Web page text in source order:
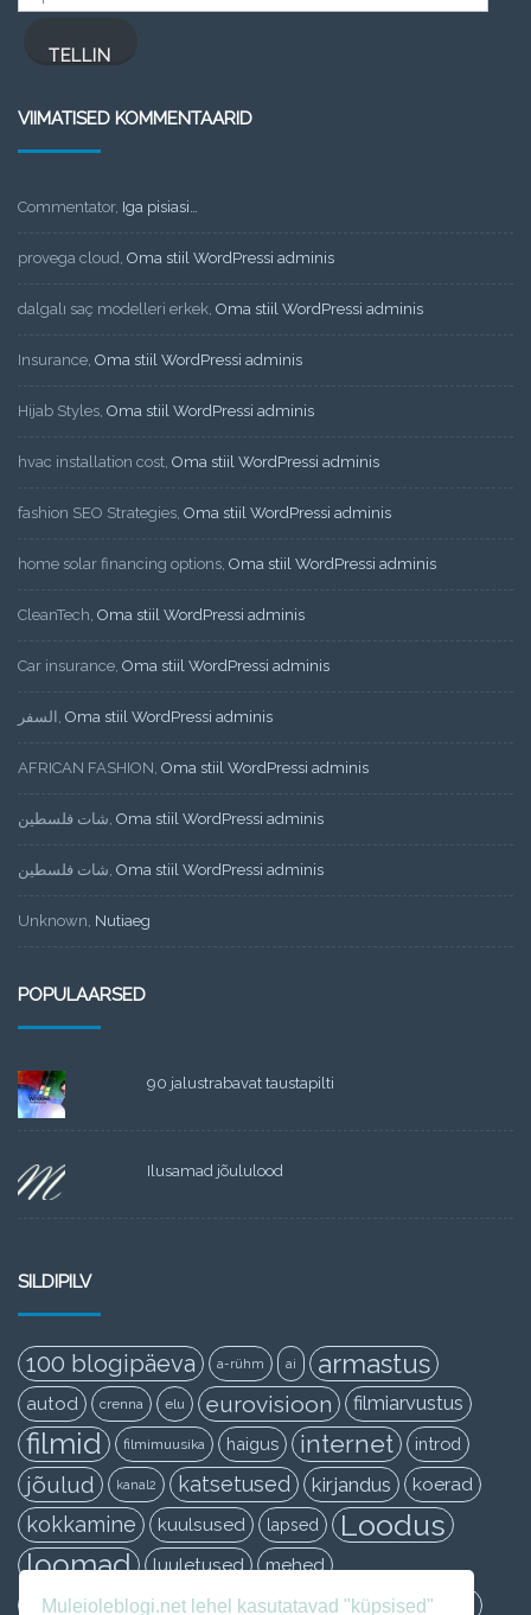
post
TELLIN
VIIMATISED KOMMENTAARID
Commentator, Iga pisiasi…
provega cloud, Oma stiil WordPressi adminis
dalgalı saç modelleri erkek, Oma stiil WordPressi adminis
Insurance, Oma stiil WordPressi adminis
Hijab Styles, Oma stiil WordPressi adminis
hvac installation cost, Oma stiil WordPressi adminis
fashion SEO Strategies, Oma stiil WordPressi adminis
home solar financing options, Oma stiil WordPressi adminis
CleanTech, Oma stiil WordPressi adminis
Car insurance, Oma stiil WordPressi adminis
السفر , Oma stiil WordPressi adminis
AFRICAN FASHION, Oma stiil WordPressi adminis
شات فلسطين, Oma stiil WordPressi adminis
شات فلسطين, Oma stiil WordPressi adminis
Unknown, Nutiaeg
POPULAARSED
90 jalustrabavat taustapilti
Ilusamad jõululood
SILDIPILV
100 blogipäeva a-rühm ai armastus
autod crenna elu eurovisioon filmiarvustus
filmid filmimuusika haigus internet introd
jõulud kanal2 katsetused kirjandus koerad
kokkamine kuulsused lapsed Loodus
loomad luuletused mehed
mupsiku õhtuköök muusika naised
Muleioleblogi.net lehel kasutatavad "küpsised"